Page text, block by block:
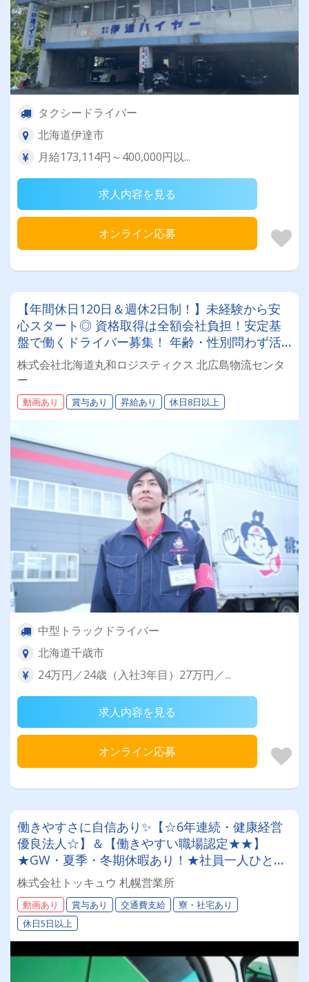
タクシードライバー
北海道伊達市
月給173,114円～400,000円以...
求人内容を見る
オンライン応募
【年間休日120日＆週休2日制！】未経験から安
心スタート◎ 資格取得は全額会社負担！安定基
盤で働くドライバー募集！ 年齢・性別問わず活
躍できるお仕事です✨
株式会社北海道丸和ロジスティクス 北広島物流センタ
ー
動画あり 賞与あり 昇給あり 休日8日以上
中型トラックドライバー
北海道千歳市
24万円／24歳（入社3年目）27万円／...
求人内容を見る
オンライン応募
働きやすさに自信あり✨【☆6年連続・健康経営
優良法人☆】＆【働きやすい職場認定★★】
★GW・夏季・冬期休暇あり！★社員一人ひとり
を大切にする昭和34年設立の安定企業！＜未経験
者も大歓迎！10tドライバー＞
株式会社トッキュウ 札幌営業所
動画あり 賞与あり 交通費支給
寮・社宅あり
休日5日以上